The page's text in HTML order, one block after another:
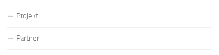
Projekt
Partner